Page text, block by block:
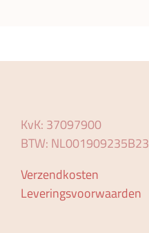
KvK: 37097900
BTW: NL001909235B23
Verzendkosten
Leveringsvoorwaarden